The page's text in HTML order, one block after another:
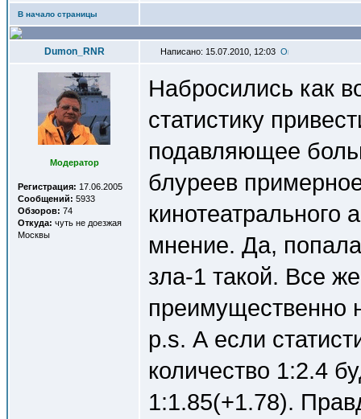
В начало страницы
Dumon_RNR Написано: 15.07.2010, 12:03
Модератор
Регистрация: 17.06.2005
Сообщений: 5933
Обзоров: 74
Откуда: чуть не доезжая
Москвы
Набросились как
статистику
подавляющее
блуреев
кинотеатрального
мнение. Да,
зла-1 такой. Все
преимущественно
p.s. А если
количество 1:2.4
1:1.85(+1.78).